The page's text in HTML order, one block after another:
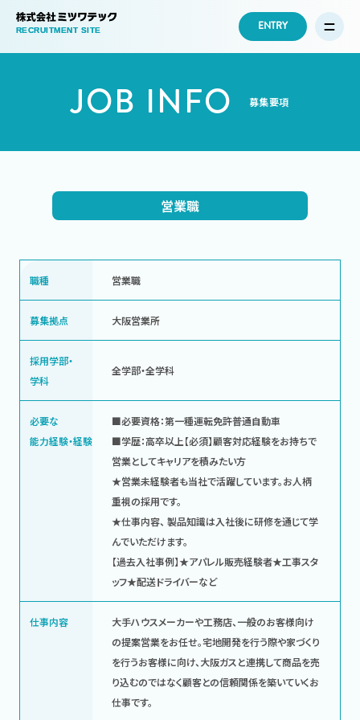
ENTRY
JOB INFO 募集要項
営業職
職種 営業職
募集拠点 大阪営業所
採用学部・
学科
全学部・全学科
必要な
能力経験・経験
■必要資格：第一種運転免許普通自動車
■学歴：高卒以上【必須】顧客対応経験をお持ちで
営業としてキャリアを積みたい方
★営業未経験者も当社で活躍しています。お人柄
重視の採用です。
★仕事内容、 製品知識は入社後に研修を通じて学
んでいただけます。
【過去入社事例】★アパレル販売経験者★工事スタ
ッフ★配送ドライバーなど
仕事内容
大手ハウスメーカーや工務店、一般のお客様向け
の提案営業をお任せ。宅地開発を行う際や家づくり
を行うお客様に向け、大阪ガスと連携して商品を売
り込むのではなく顧客との信頼関係を築いていくお
仕事です。